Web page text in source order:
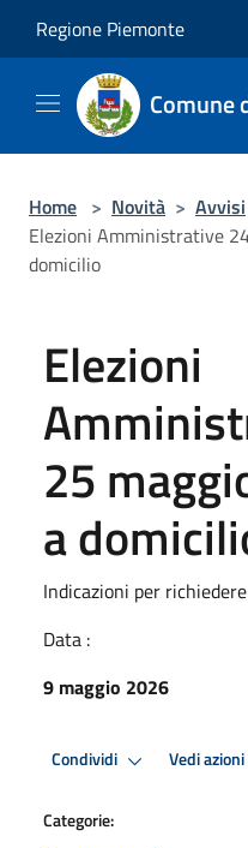
Regione Piemonte
Comune
Home > Novità > Avvisi
Elezioni Amministrative
domicilio
Elezioni
25
a
Indicazioni per
Data :
9 maggio 2026
Condividi Vedi azioni
Categorie: